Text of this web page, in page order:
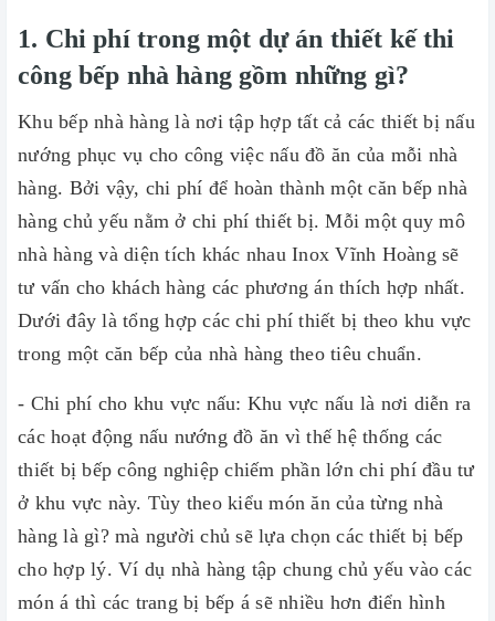
1. Chi phí trong một dự án thiết kế thi
công bếp nhà hàng gồm những gì?
Khu bếp nhà hàng là nơi tập hợp tất cả các thiết bị nấu
nướng phục vụ cho công việc nấu đồ ăn của mỗi nhà
hàng. Bởi vậy, chi phí để hoàn thành một căn bếp nhà
hàng chủ yếu nằm ở chi phí thiết bị. Mỗi một quy mô
nhà hàng và diện tích khác nhau Inox Vĩnh Hoàng sẽ
tư vấn cho khách hàng các phương án thích hợp nhất.
Dưới đây là tổng hợp các chi phí thiết bị theo khu vực
trong một căn bếp của nhà hàng theo tiêu chuẩn.
- Chi phí cho khu vực nấu: Khu vực nấu là nơi diễn ra
các hoạt động nấu nướng đồ ăn vì thế hệ thống các
thiết bị bếp công nghiệp chiếm phần lớn chi phí đầu tư
ở khu vực này. Tùy theo kiểu món ăn của từng nhà
hàng là gì? mà người chủ sẽ lựa chọn các thiết bị bếp
cho hợp lý. Ví dụ nhà hàng tập chung chủ yếu vào các
món á thì các trang bị bếp á sẽ nhiều hơn điển hình